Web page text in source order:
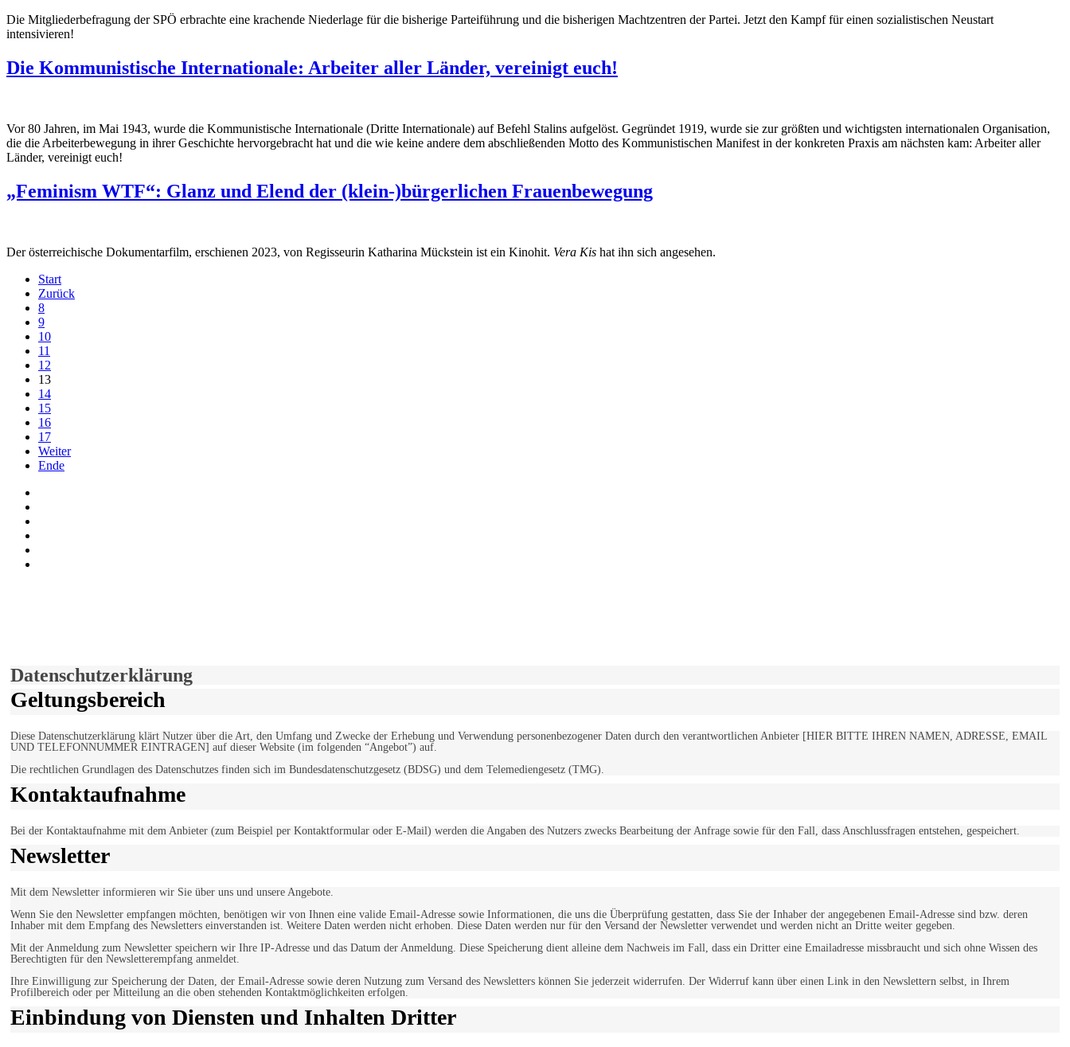
Die Mitgliederbefragung der SPÖ erbrachte eine krachende Niederlage für die bisherige Parteiführung und die bisherigen Machtzentren der Partei. Jetzt den Kampf für einen sozialistischen Neustart
intensivieren!
Die Kommunistische Internationale: Arbeiter aller Länder, vereinigt euch!
Vor 80 Jahren, im Mai 1943, wurde die Kommunistische Internationale (Dritte Internationale) auf Befehl Stalins aufgelöst. Gegründet 1919, wurde sie zur größten und wichtigsten internationalen Organisation,
die die Arbeiterbewegung in ihrer Geschichte hervorgebracht hat und die wie keine andere dem abschließenden Motto des Kommunistischen Manifest in der konkreten Praxis am nächsten kam: Arbeiter aller
Länder, vereinigt euch!
„Feminism WTF“: Glanz und Elend der (klein-)bürgerlichen Frauenbewegung
Der österreichische Dokumentarfilm, erschienen 2023, von Regisseurin Katharina Mückstein ist ein Kinohit. Vera Kis hat ihn sich angesehen.
Start
Zurück
8
9
10
11
12
13
14
15
16
17
Weiter
Ende
Datenschutzerklärung
Geltungsbereich
Diese Datenschutzerklärung klärt Nutzer über die Art, den Umfang und Zwecke der Erhebung und Verwendung personenbezogener Daten durch den verantwortlichen Anbieter [HIER BITTE IHREN NAMEN, ADRESSE, EMAIL
UND TELEFONNUMMER EINTRAGEN] auf dieser Website (im folgenden “Angebot”) auf.
Die rechtlichen Grundlagen des Datenschutzes finden sich im Bundesdatenschutzgesetz (BDSG) und dem Telemediengesetz (TMG).
Kontaktaufnahme
Bei der Kontaktaufnahme mit dem Anbieter (zum Beispiel per Kontaktformular oder E-Mail) werden die Angaben des Nutzers zwecks Bearbeitung der Anfrage sowie für den Fall, dass Anschlussfragen entstehen, gespeichert.
Newsletter
Mit dem Newsletter informieren wir Sie über uns und unsere Angebote.
Wenn Sie den Newsletter empfangen möchten, benötigen wir von Ihnen eine valide Email-Adresse sowie Informationen, die uns die Überprüfung gestatten, dass Sie der Inhaber der angegebenen Email-Adresse sind bzw. deren
Inhaber mit dem Empfang des Newsletters einverstanden ist. Weitere Daten werden nicht erhoben. Diese Daten werden nur für den Versand der Newsletter verwendet und werden nicht an Dritte weiter gegeben.
Mit der Anmeldung zum Newsletter speichern wir Ihre IP-Adresse und das Datum der Anmeldung. Diese Speicherung dient alleine dem Nachweis im Fall, dass ein Dritter eine Emailadresse missbraucht und sich ohne Wissen des
Berechtigten für den Newsletterempfang anmeldet.
Ihre Einwilligung zur Speicherung der Daten, der Email-Adresse sowie deren Nutzung zum Versand des Newsletters können Sie jederzeit widerrufen. Der Widerruf kann über einen Link in den Newslettern selbst, in Ihrem
Profilbereich oder per Mitteilung an die oben stehenden Kontaktmöglichkeiten erfolgen.
Einbindung von Diensten und Inhalten Dritter